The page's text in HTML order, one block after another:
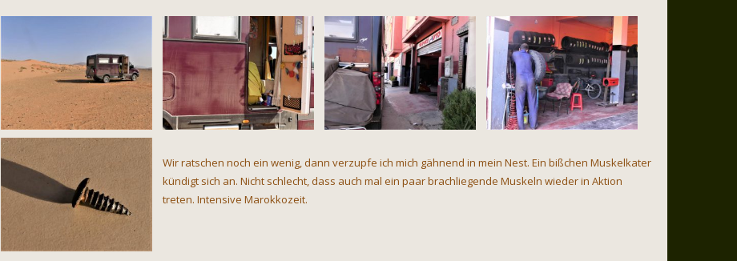
Wir ratschen noch ein wenig, dann verzupfe ich mich gähnend in mein Nest. Ein bißchen Muskelkater
kündigt sich an. Nicht schlecht, dass auch mal ein paar brachliegende Muskeln wieder in Aktion
treten. Intensive Marokkozeit.